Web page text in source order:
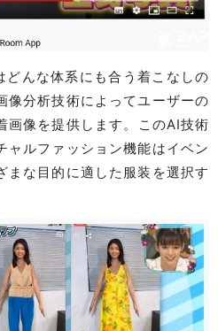
どんな体系にも合う着こなしの
像分析技術によってユーザーの
画像を提供します。このAI技術
ャルファッション機能はイベン
まな目的に適した服装を選択す